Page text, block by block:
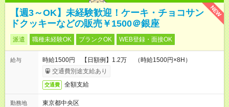
NEW
【週3～OK】未経験歓迎！ケーキ・チョコサン
ドクッキーなどの販売￥1500＠銀座
派遣 職種未経験OK ブランクOK WEB登録・面接OK
給与
時給1500円 【日額例】1.2万 （時給1500円×8H）
交通費別途支給あり
交通費 全額支給
勤務地
東京都中央区